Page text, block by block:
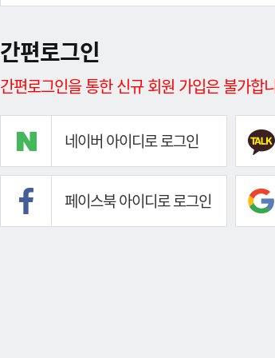
간편로그인
간편로그인을 통한 신규 회원 가입은 불가합
네이버 아이디로 로그인
페이스북 아이디로 로그인